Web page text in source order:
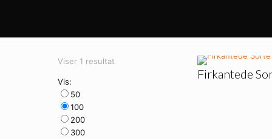
Viser 1 resultat
Vis:
50
100
200
300
Firkantede